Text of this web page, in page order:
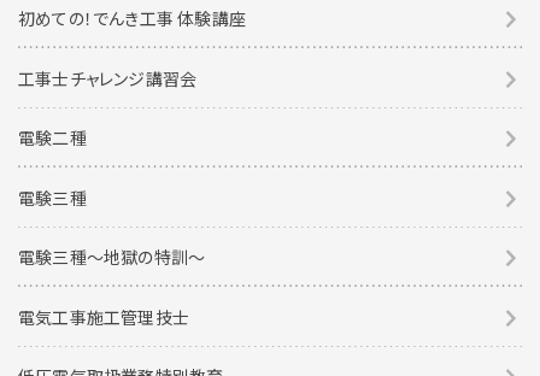
初めての！でんき工事 体験講座
工事士チャレンジ講習会
電験二種
電験三種
電験三種〜地獄の特訓〜
電気工事施工管理技士